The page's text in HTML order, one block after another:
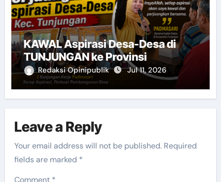
KAWAL Aspirasi Desa-Desa di
TUNJUNGAN ke Provinsi
Redaksi Opinipublik Jul 11, 2026
Leave a Reply
Your email address will not be published. Required
fields are marked *
Comment *